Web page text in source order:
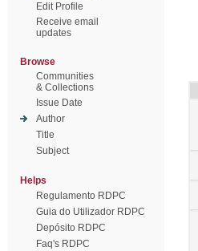
Edit Profile
Receive email
updates
Browse
Communities
& Collections
Issue Date
Author
Title
Subject
Helps
Regulamento RDPC
Guia do Utilizador RDPC
Depósito RDPC
Faq's RDPC